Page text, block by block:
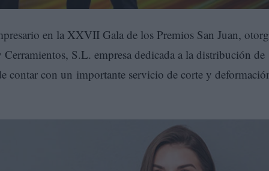
en la XXVII Gala de los Premios San Juan,
S.L. empresa dedicada a la distribución de
contar con un importante servicio de corte y